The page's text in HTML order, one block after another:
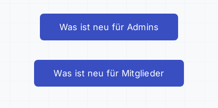
Was ist neu für Admins
Was ist neu für Mitglieder